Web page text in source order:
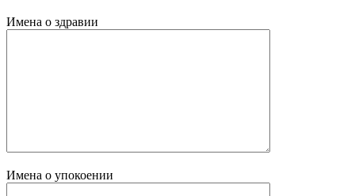
Имена о здравии
Имена о упокоении